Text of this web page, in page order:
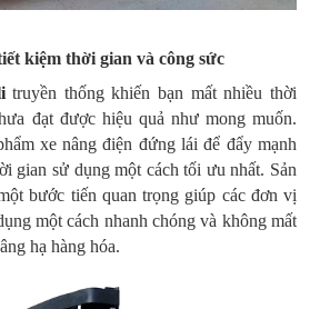
kiệm thời gian và công sức
truyền thống khiến bạn mất nhiều thời
đạt được hiệu quả như mong muốn.
xe nâng điện đứng lái để đẩy mạnh
gian sử dụng một cách tối ưu nhất. Sản
bước tiến quan trọng giúp các đơn vị
một cách nhanh chóng và không mất
hạ hàng hóa.